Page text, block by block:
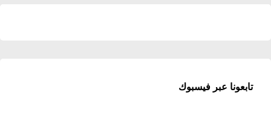
تابعونا عبر فيسبوك